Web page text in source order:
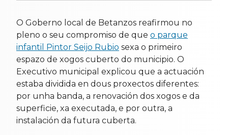
O Goberno local de Betanzos reafirmou no
pleno o seu compromiso de que o parque
infantil Pintor Seijo Rubio sexa o primeiro
espazo de xogos cuberto do municipio. O
Executivo municipal explicou que a actuación
estaba dividida en dous proxectos diferentes:
por unha banda, a renovación dos xogos e da
superficie, xa executada, e por outra, a
instalación da futura cuberta.